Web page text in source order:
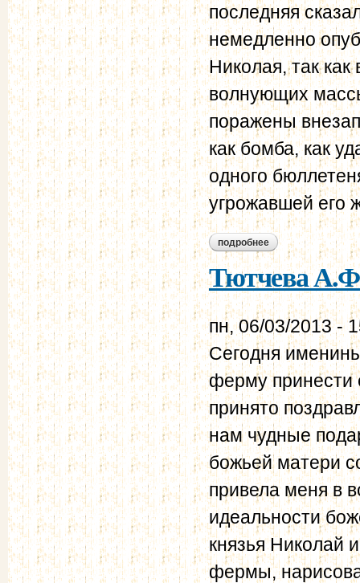
последняя
немедленно
Николая, так
волнующих
поражены
как бомба, как
одного
угрожавшей его
подробнее о тютчева а.ф.
Тютчева
пн, 06/03/2013 -
Сегодня
ферму принести
принято
нам чудные
божьей матери
привела меня в
идеальности
князья Николай
фермы,